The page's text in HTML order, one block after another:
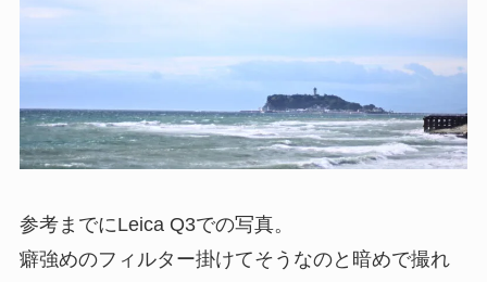
参考までにLeica Q3での写真。
癖強めのフィルター掛けてそうなのと暗めで撮れ